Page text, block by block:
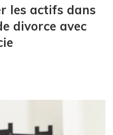
les actifs dans
divorce avec